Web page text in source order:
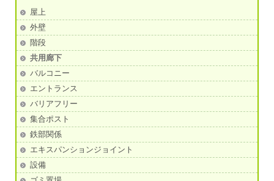
屋上
外壁
階段
共用廊下
バルコニー
エントランス
バリアフリー
集合ポスト
鉄部関係
エキスパンションジョイント
設備